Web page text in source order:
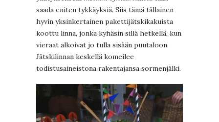
saada eniten tykkäyksiä. Siis tämä tällainen
hyvin yksinkertainen pakettijätskikakuista
koottu linna, jonka kyhäsin sillä hetkellä, kun
vieraat alkoivat jo tulla sisään puutaloon.
Jätskilinnan keskellä komeilee
todistusaineistona rakentajansa sormenjälki.